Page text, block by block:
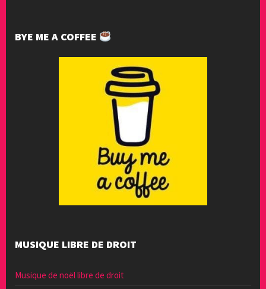
BYE ME A COFFEE
MUSIQUE LIBRE DE DROIT
Musique de noël libre de droit